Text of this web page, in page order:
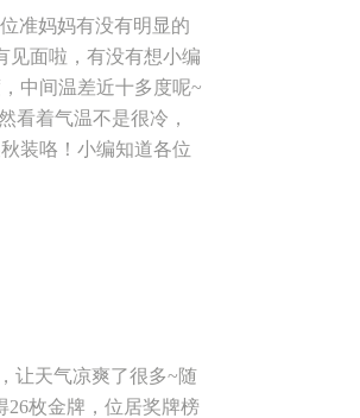
220路、210路、28
准妈妈有没有明显的
见面啦，有没有想小编
中间温差近十多度呢~
看着气温不是很冷，
装咯！小编知道各位
下午4点—5点 主讲
区（省人民医院北门
89323466 89324766
息的话，请扫描下面
让天气凉爽了很多~随
26枚金牌，位居奖牌榜